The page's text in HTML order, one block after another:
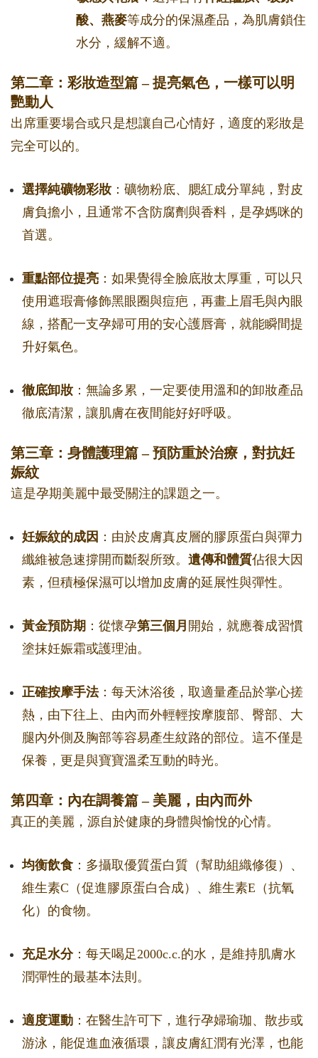
酸、燕麥等成分的保濕產品，為肌膚鎖住
水分，緩解不適。
第二章：彩妝造型篇 – 提亮氣色，一樣可以明
艷動人
出席重要場合或只是想讓自己心情好，適度的彩妝是
完全可以的。
選擇純礦物彩妝 ：礦物粉底、腮紅成分單純，對皮
膚負擔小，且通常不含防腐劑與香料，是孕媽咪的
首選。
重點部位提亮 ：如果覺得全臉底妝太厚重，可以只
使用遮瑕膏修飾黑眼圈與痘疤，再畫上眉毛與內眼
線，搭配一支孕婦可用的安心護唇膏，就能瞬間提
升好氣色。
徹底卸妝 ：無論多累，一定要使用溫和的卸妝產品
徹底清潔，讓肌膚在夜間能好好呼吸。
第三章：身體護理篇 – 預防重於治療，對抗妊
娠紋
這是孕期美麗中最受關注的課題之一。
妊娠紋的成因 ：由於皮膚真皮層的膠原蛋白與彈力
纖維被急速撐開而斷裂所致。 遺傳和體質佔很大因
素，但積極保濕可以增加皮膚的延展性與彈性。
黃金預防期 ：從懷孕第三個月 開始，就應養成習慣
塗抹妊娠霜或護理油。
正確按摩手法：每天沐浴後，取適量產品於掌心搓
熱，由下往上、由內而外輕輕按摩腹部、臀部、大
腿內外側及胸部等容易產生紋路的部位。這不僅是
保養，更是與寶寶溫柔互動的時光。
第四章：內在調養篇 – 美麗，由內而外
真正的美麗，源自於健康的身體與愉悅的心情。
均衡飲食 ：多攝取優質蛋白質（幫助組織修復）、
維生素C（促進膠原蛋白合成）、維生素E（抗氧
化）的食物。
充足水分：每天喝足2000c.c.的水，是維持肌膚水
潤彈性的最基本法則。
適度運動 ：在醫生許可下，進行孕婦瑜珈、散步或
游泳，能促進血液循環，讓皮膚紅潤有光澤，也能